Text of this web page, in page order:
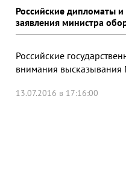
Российские дипломаты
заявления министра
Российские
внимания
13.07.2016 в 17:16:00